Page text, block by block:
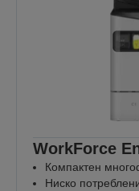
WorkForce
Компактен
Ниско